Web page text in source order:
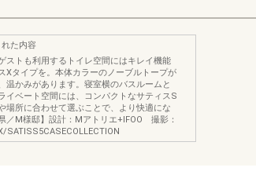
た内容
ストも利用するトイレ空間にはキレイ機能
Xタイプを。本体カラーのノーブルトープが
温かみがあります。寝室横のバスルームと
イベート空間には、コンパクトなサティスS
場所に合わせて選ぶことで、より快適にな
／M様邸】設計：Mアトリエ+IFOO 撮影：
SATISS5CASECOLLECTION